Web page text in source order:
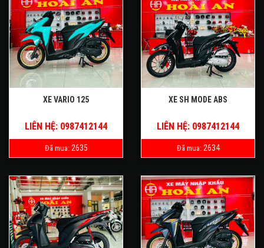
XE VARIO 125
LIÊN HỆ: 0987412144
Đã mua: 2635
XE SH MODE ABS
LIÊN HỆ: 0987412144
Đã mua: 2634